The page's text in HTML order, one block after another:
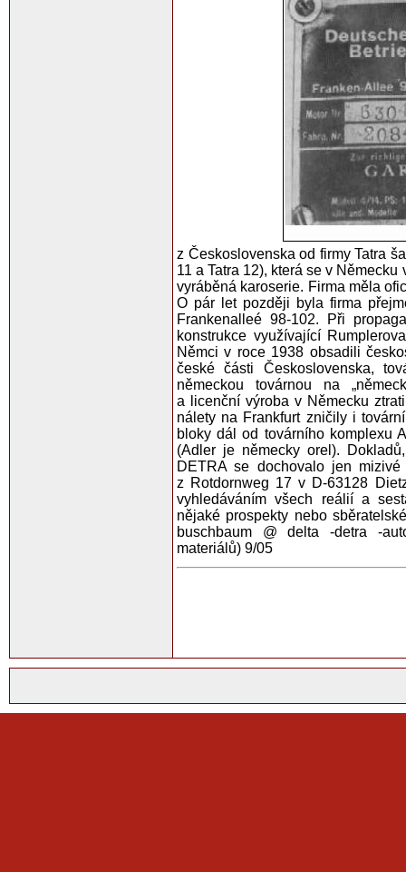
z Československa od firmy Tatra
11 a Tatra 12), která se v
vyráběná karoserie. Firma měla
O pár let později byla firma
Frankenalleé 98-102. Při
konstrukce využívající
Němci v roce 1938 obsadili
české části Československa,
německou továrnou na
a licenční výroba v Německu
nálety na Frankfurt zničily i
bloky dál od továrního komplexu
(Adler je německy orel).
DETRA se dochovalo jen
z Rotdornweg 17 v D-63128
vyhledáváním všech reálií a
nějaké prospekty nebo
buschbaum @ delta -detra -
materiálů) 9/05